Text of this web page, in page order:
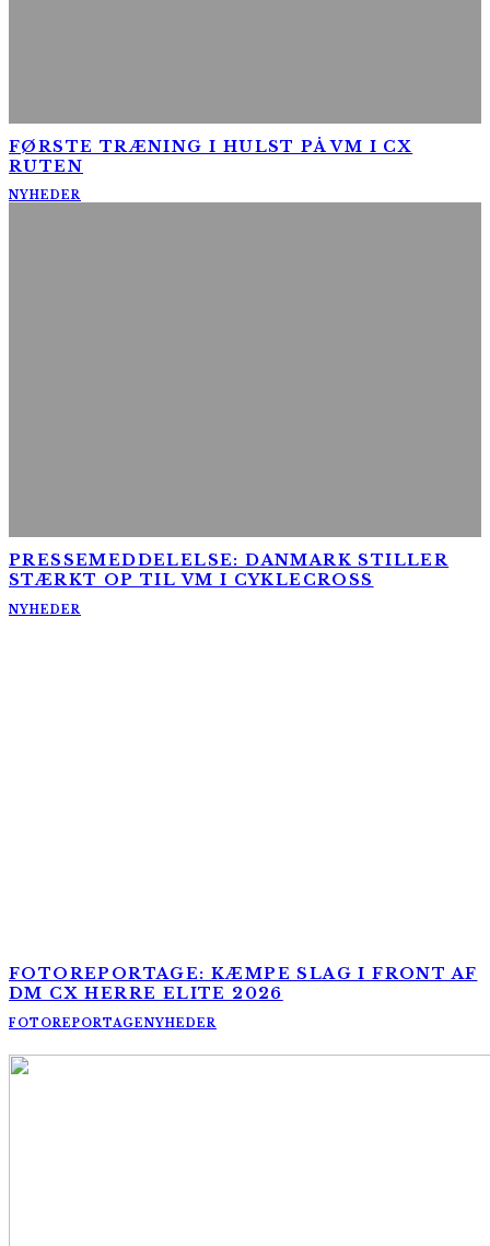
FØRSTE TRÆNING I HULST PÅ VM I CX
RUTEN
NYHEDER
PRESSEMEDDELELSE: DANMARK STILLER
STÆRKT OP TIL VM I CYKLECROSS
NYHEDER
FOTOREPORTAGE: KÆMPE SLAG I FRONT AF
DM CX HERRE ELITE 2026
FOTOREPORTAGENYHEDER